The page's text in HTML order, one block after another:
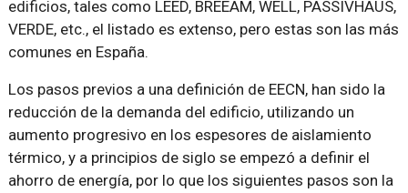
edificios, tales como LEED, BREEAM, WELL, PASSIVHAUS,
VERDE, etc., el listado es extenso, pero estas son las más
comunes en España.
Los pasos previos a una definición de EECN, han sido la
reducción de la demanda del edificio, utilizando un
aumento progresivo en los espesores de aislamiento
térmico, y a principios de siglo se empezó a definir el
ahorro de energía, por lo que los siguientes pasos son la